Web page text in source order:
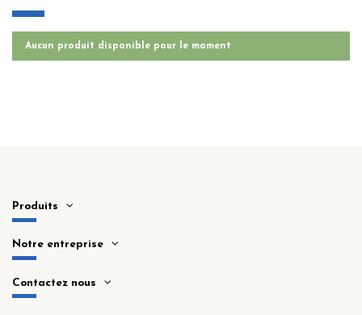
Aucun produit disponible pour le moment
Produits
Notre entreprise
Contactez nous